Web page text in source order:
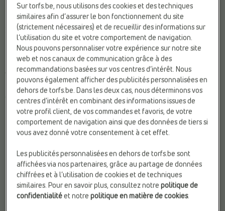
BOTTES HAUTES
NeroGiardini
€ 210,00
Largeur du mollet:Étroit (30 -
34 cm)
Marque:NeroGiardini
Web-Only:N
BOTTES HAUTES
NeroGiardini
€ 295,00
Largeur du mollet:Étroit (30 -
34 cm)
Matière:Cuir
Type de talon:Talon entonnoir
Sur torfs.be, nous utilisons des cookies et des techniques
similaires afin d’assurer le bon fonctionnement du site
(strictement nécessaires) et de recueillir des informations sur
l’utilisation du site et votre comportement de navigation.
Nous pouvons personnaliser votre expérience sur notre site
web et nos canaux de communication grâce à des
recommandations basées sur vos centres d’intérêt. Nous
pouvons également afficher des publicités personnalisées en
dehors de torfs.be. Dans les deux cas, nous déterminons vos
centres d’intérêt en combinant des informations issues de
votre profil client, de vos commandes et favoris, de votre
comportement de navigation ainsi que des données de tiers si
vous avez donné votre consentement à cet effet.
Les publicités personnalisées en dehors de torfs.be sont
affichées via nos partenaires, grâce au partage de données
chiffrées et à l’utilisation de cookies et de techniques
similaires. Pour en savoir plus, consultez notrepolitique de
confidentialitéet notrepolitique en matière de cookies.